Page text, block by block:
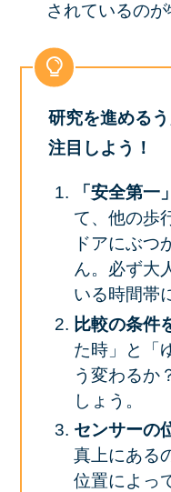
されているのが
研究を進める
注目しよう！
「安全第
て、他の歩
ドアにぶつ
ん。必ず大
いる時間帯
比較の条件
た時」と「
う変わるか
しょう。
センサーの
真上にある
位置によっ